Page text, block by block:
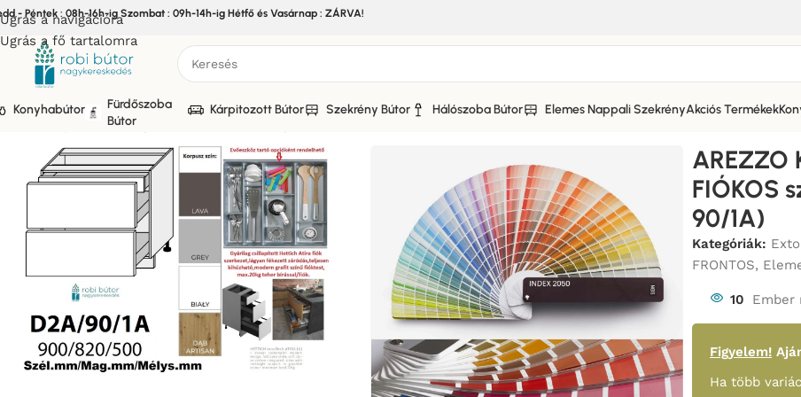
Ugrás a navigációra
Ugrás a fő tartalomra
- Péntek : 08h-16h-ig Szombat : 09h-14h-ig Hétfő és Vasárnap : ZÁRVA!
Konyhabútor
Fürdőszoba
Bútor
Kárpitozott Bútor Szekrény Bútor Hálószoba Bútor Elemes Nappali SzekrényAkciós Termékek
Bútor/Konyhabútor
AREZZO
FIÓKOS
90/1A)
Kategóriák:
FRONTOS,
10 Ember
Figyelem!
Ha több